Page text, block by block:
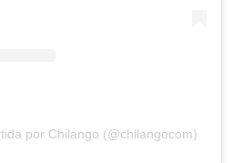
por Chilango (@chilangocom)